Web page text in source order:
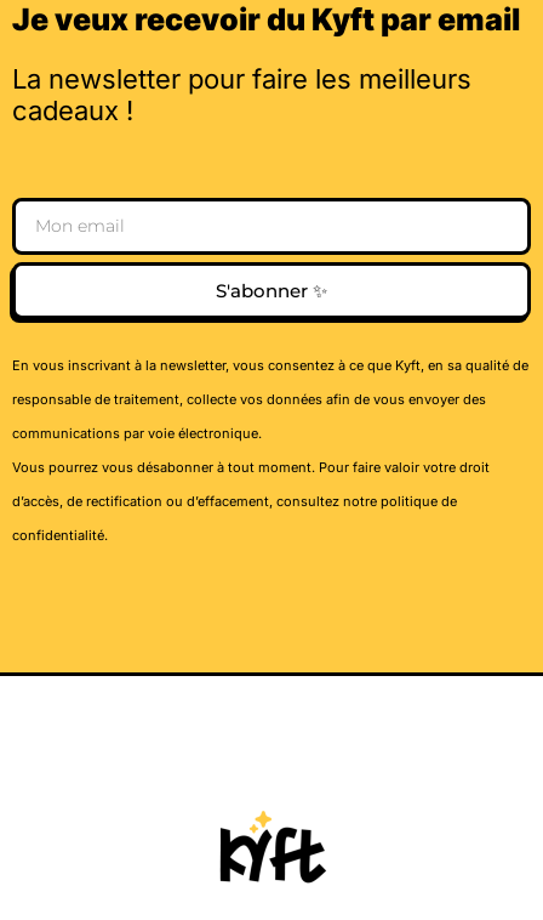
Je veux recevoir du Kyft par email
La newsletter pour faire les meilleurs
cadeaux !
Email
S'abonner ✨
En vous inscrivant à la newsletter, vous consentez à ce que Kyft, en sa qualité de
responsable de traitement, collecte vos données afin de vous envoyer des
communications par voie électronique.
Vous pourrez vous désabonner à tout moment. Pour faire valoir votre droit
d’accès, de rectification ou d’effacement, consultez notre politique de
confidentialité.